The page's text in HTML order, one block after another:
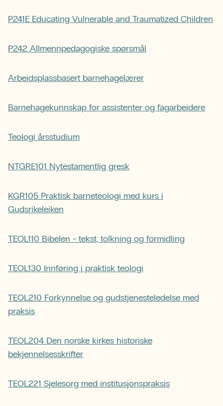
P241E Educating Vulnerable and Traumatized Children
P242 Allmennpedagogiske spørsmål
Arbeidsplassbasert barnehagelærer
Barnehagekunnskap for assistenter og fagarbeidere
Teologi årsstudium
NTGRE101 Nytestamentlig gresk
KGR105 Praktisk barneteologi med kurs i
Gudsrikeleiken
TEOL110 Bibelen - tekst, tolkning og formidling
TEOL130 Innføring i praktisk teologi
TEOL210 Forkynnelse og gudstjenesteledelse med
praksis
TEOL204 Den norske kirkes historiske
bekjennelsesskrifter
TEOL221 Sjelesorg med institusjonspraksis